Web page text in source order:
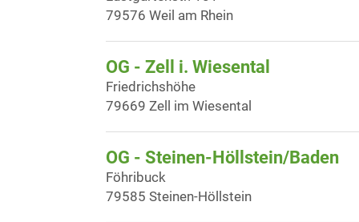
79576 Weil am Rhein
OG - Zell i. Wiesental
Friedrichshöhe
79669 Zell im Wiesental
OG - Steinen-Höllstein/Baden
Föhribuck
79585 Steinen-Höllstein